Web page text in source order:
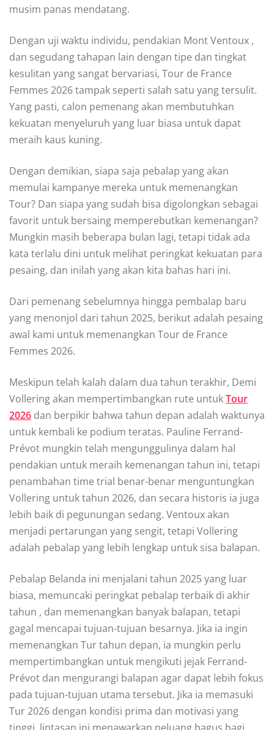
musim panas mendatang.
Dengan uji waktu individu, pendakian Mont Ventoux ,
dan segudang tahapan lain dengan tipe dan tingkat
kesulitan yang sangat bervariasi, Tour de France
Femmes 2026 tampak seperti salah satu yang tersulit.
Yang pasti, calon pemenang akan membutuhkan
kekuatan menyeluruh yang luar biasa untuk dapat
meraih kaus kuning.
Dengan demikian, siapa saja pebalap yang akan
memulai kampanye mereka untuk memenangkan
Tour? Dan siapa yang sudah bisa digolongkan sebagai
favorit untuk bersaing memperebutkan kemenangan?
Mungkin masih beberapa bulan lagi, tetapi tidak ada
kata terlalu dini untuk melihat peringkat kekuatan para
pesaing, dan inilah yang akan kita bahas hari ini.
Dari pemenang sebelumnya hingga pembalap baru
yang menonjol dari tahun 2025, berikut adalah pesaing
awal kami untuk memenangkan Tour de France
Femmes 2026.
Meskipun telah kalah dalam dua tahun terakhir, Demi
Volleringakan mempertimbangkan rute untukTour
2026 dan berpikir bahwa tahun depan adalah waktunya
untuk kembali ke podium teratas. Pauline Ferrand-
Prévot mungkin telah mengunggulinya dalam hal
pendakian untuk meraih kemenangan tahun ini, tetapi
penambahan time trial benar-benar menguntungkan
Vollering untuk tahun 2026, dan secara historis ia juga
lebih baik di pegunungan sedang. Ventoux akan
menjadi pertarungan yang sengit, tetapi Vollering
adalah pebalap yang lebih lengkap untuk sisa balapan.
Pebalap Belanda ini menjalani tahun 2025 yang luar
biasa, memuncaki peringkat pebalap terbaik di akhir
tahun , dan memenangkan banyak balapan, tetapi
gagal mencapai tujuan-tujuan besarnya. Jika ia ingin
memenangkan Tur tahun depan, ia mungkin perlu
mempertimbangkan untuk mengikuti jejak Ferrand-
Prévot dan mengurangi balapan agar dapat lebih fokus
pada tujuan-tujuan utama tersebut. Jika ia memasuki
Tur 2026 dengan kondisi prima dan motivasi yang